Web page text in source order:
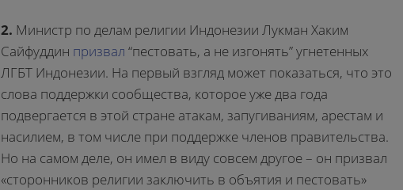
2. Министр по делам религии Индонезии Лукман Хаким
Сайфуддин призвал “пестовать, а не изгонять” угнетенных
ЛГБТ Индонезии. На первый взгляд может показаться, что это
слова поддержки сообщества, которое уже два года
подвергается в этой стране атакам, запугиваниям, арестам и
насилием, в том числе при поддержке членов правительства.
Но на самом деле, он имел в виду совсем другое – он призвал
«сторонников религии заключить в объятия и пестовать»